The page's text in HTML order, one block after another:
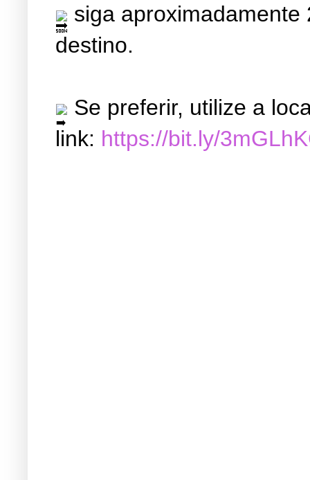
siga
destino.
Se preferir, utilize a
link: https://bit.ly/